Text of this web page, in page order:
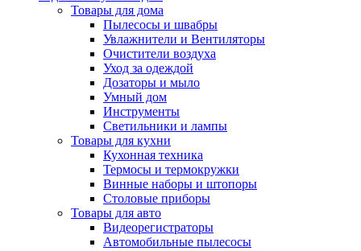
Товары для дома
Пылесосы и швабры
Увлажнители и Вентиляторы
Очистители воздуха
Уход за одеждой
Дозаторы и мыло
Умный дом
Инструменты
Светильники и лампы
Товары для кухни
Кухонная техника
Термосы и термокружки
Винные наборы и штопоры
Столовые приборы
Товары для авто
Видеорегистраторы
Автомобильные пылесосы